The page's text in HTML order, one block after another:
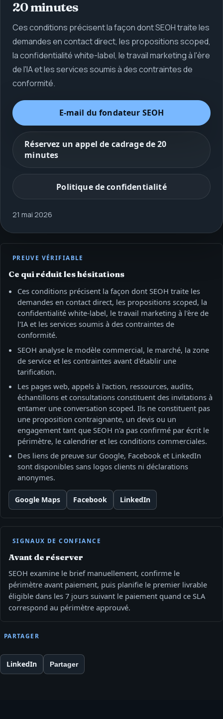
20 minutes
Ces conditions précisent la façon dont SEOH traite les
demandes en contact direct, les propositions scoped,
la confidentialité white-label, le travail marketing à l'ère
de l'IA et les services soumis à des contraintes de
conformité.
E‑mail du fondateur SEOH
Réservez un appel de cadrage de 20
minutes
Politique de confidentialité
21 mai 2026
PREUVE VÉRIFIABLE
Ce qui réduit les hésitations
Ces conditions précisent la façon dont SEOH traite les
demandes en contact direct, les propositions scoped, la
confidentialité white-label, le travail marketing à l'ère de
l'IA et les services soumis à des contraintes de
conformité.
SEOH analyse le modèle commercial, le marché, la zone
de service et les contraintes avant d'établir une
tarification.
Les pages web, appels à l'action, ressources, audits,
échantillons et consultations constituent des invitations à
entamer une conversation scoped. Ils ne constituent pas
une proposition contraignante, un devis ou un
engagement tant que SEOH n'a pas confirmé par écrit le
périmètre, le calendrier et les conditions commerciales.
Des liens de preuve sur Google, Facebook et LinkedIn
sont disponibles sans logos clients ni déclarations
anonymes.
Google Maps Facebook LinkedIn
SIGNAUX DE CONFIANCE
Avant de réserver
SEOH examine le brief manuellement, confirme le
périmètre avant paiement, puis planifie le premier livrable
éligible dans les 7 jours suivant le paiement quand ce SLA
correspond au périmètre approuvé.
PARTAGER
LinkedIn Partager